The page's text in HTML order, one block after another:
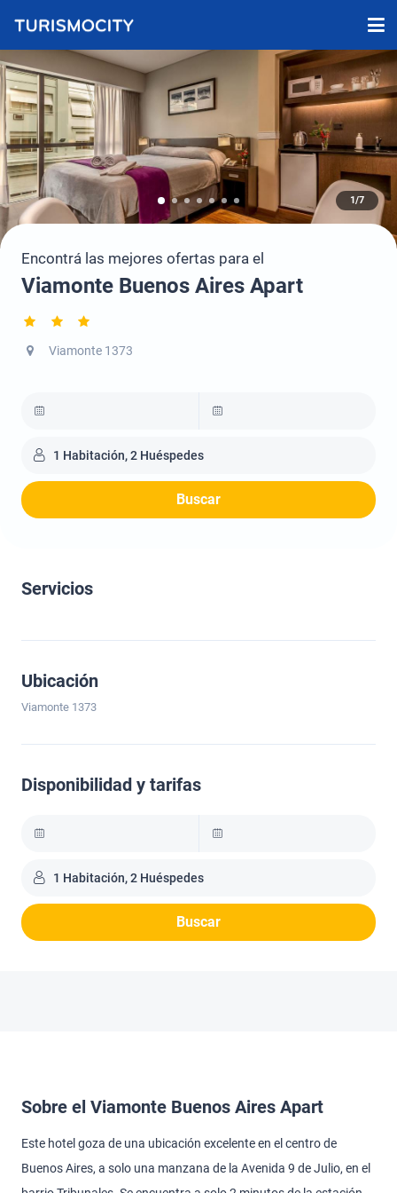
1/7
Encontrá las mejores ofertas para el
Viamonte Buenos Aires Apart
Viamonte 1373
1 Habitación, 2 Huéspedes
Buscar
Servicios
Ubicación
Viamonte 1373
Disponibilidad y tarifas
1 Habitación, 2 Huéspedes
Buscar
Sobre el Viamonte Buenos Aires Apart
Este hotel goza de una ubicación excelente en el centro de
Buenos Aires, a solo una manzana de la Avenida 9 de Julio, en el